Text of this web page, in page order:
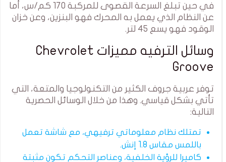
في حين تبلغ السرعة القصوى للمركبة 170 كم/س، أما
عن النظام الذي يعمل به المحرك فهو البنزين، وعن خزان
الوقود فهو يسع 45 لتر.
وسائل الترفيه مميزات Chevrolet
Groove
توفر عربية جروف الكثير من التكنولوجيا والمتعة، التي
تأتي بشكل قياسي. وهذا من خلال الوسائل الحصرية
التالية:
تمتلك نظام معلوماتي ترفيهي، مع شاشة تعمل
باللمس مقاس 1.8 إنش.
كاميرا للرؤية الخلفية، وعناصر التحكم تكون مثبتة